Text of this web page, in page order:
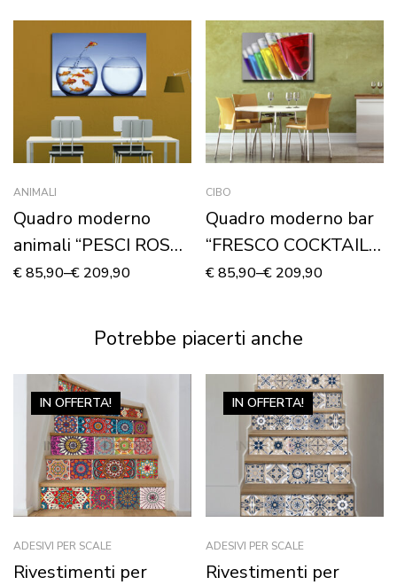
ANIMALI
Quadro moderno
animali “PESCI ROSSI
NELLA BOCCIA” –
€85,90–€ 209,90
CIBO
Quadro moderno bar
“FRESCO COCKTAIL
DI COLORI”- Stampa
€85,90–€ 209,90
Potrebbe piacerti anche
IN OFFERTA!
ADESIVI PER SCALE
Rivestimenti per
IN OFFERTA!
ADESIVI PER SCALE
Rivestimenti per